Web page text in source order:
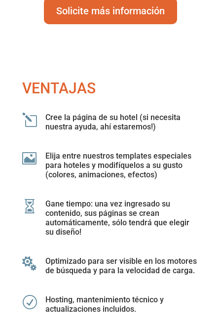
Solicite más información
VENTAJAS
l
Cree la página de su hotel (si necesita
nuestra ayuda, ahí estaremos!)

Elija entre nuestros templates especiales
para hoteles y modifíquelos a su gusto
(colores, animaciones, efectos)

Gane tiempo: una vez ingresado su
contenido, sus páginas se crean
automáticamente, sólo tendrá que elegir
su diseño!

Optimizado para ser visible en los motores
de búsqueda y para la velocidad de carga.
R
Hosting, mantenimiento técnico y
actualizaciones incluidos.